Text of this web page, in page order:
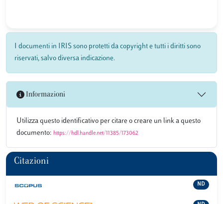
I documenti in IRIS sono protetti da copyright e tutti i diritti sono
riservati, salvo diversa indicazione.
Informazioni
Utilizza questo identificativo per citare o creare un link a questo
documento: https://hdl.handle.net/11385/173062
Citazioni
ND